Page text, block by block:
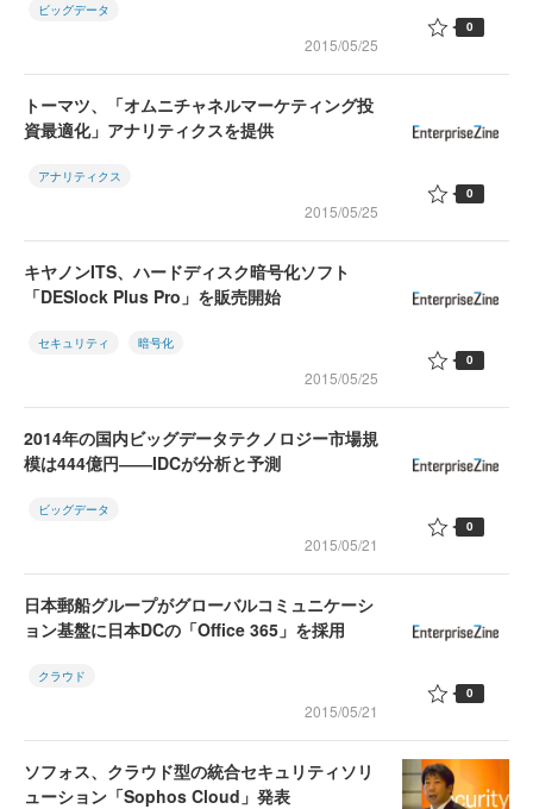
ビッグデータ
2015/05/25
0
トーマツ、「オムニチャネルマーケティング投
資最適化」アナリティクスを提供
アナリティクス
2015/05/25
0
キヤノンITS、ハードディスク暗号化ソフト
「DESlock Plus Pro」を販売開始
セキュリティ 暗号化
2015/05/25
0
2014年の国内ビッグデータテクノロジー市場規
模は444億円――IDCが分析と予測
ビッグデータ
2015/05/21
0
日本郵船グループがグローバルコミュニケーシ
ョン基盤に日本DCの「Office 365」を採用
クラウド
2015/05/21
0
ソフォス、クラウド型の統合セキュリティソリ
ューション「Sophos Cloud」発表